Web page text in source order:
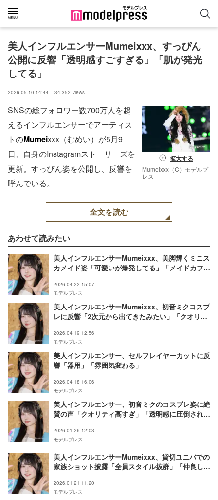
美人インフルエンサーMumeixxx、すっぴん
公開に反響「透明感すごすぎる」「肌が発光
してる」
2026.05.10 14:44 34,352 views
拡大する
Mumeixxx（C）モデルプ
レス
SNSの総フォロワー数700万人を超
えるインフルエンサーでアーティス
トのMumeixxx（むめい）が5月9
日、自身のInstagramストーリーズを
更新。すっぴん姿を公開し、反響を
呼んでいる。
全文を読む
あわせて読みたい
美人インフルエンサーMumeixxx、美脚輝くミニス
カメイド姿「可愛いが爆発してる」「メイドカフェ
2026.04.22 15:07
モデルプレス
美人インフルエンサーMumeixxx、初音ミクコスプ
レに反響「2次元から出てきたみたい」「クオリテ
2026.04.19 12:56
モデルプレス
美人インフルエンサー、セルフレイヤーカットに反
響「器用」「雰囲気変わる」
2026.04.18 16:06
モデルプレス
美人インフルエンサー、初音ミクのコスプレ姿に絶
賛の声「クオリティ高すぎ」「透明感に圧倒され
2026.01.26 12:03
モデルプレス
美人インフルエンサーMumeixxx、貸切ユニバでの
家族ショット披露「全員スタイル抜群」「仲良しで
2026.01.21 11:20
モデルプレス